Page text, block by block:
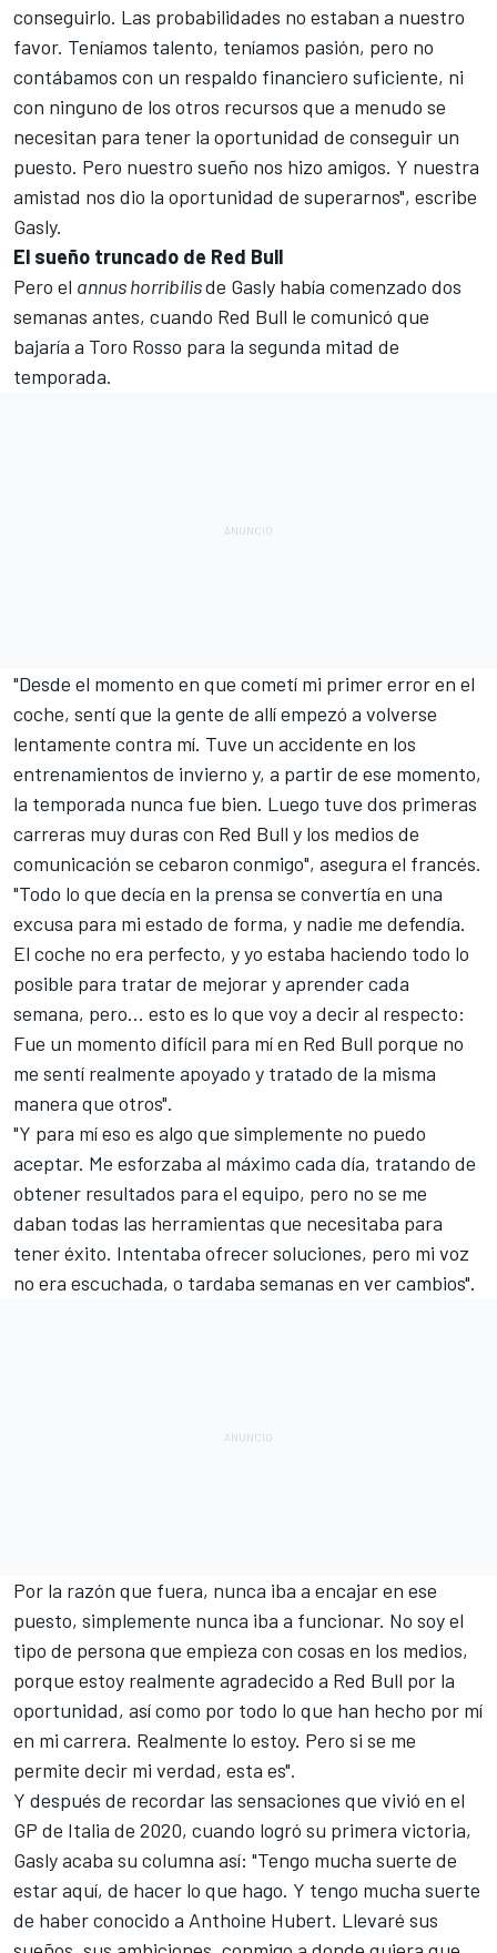
conseguirlo. Las probabilidades no estaban a nuestro
favor. Teníamos talento, teníamos pasión, pero no
contábamos con un respaldo financiero suficiente, ni
con ninguno de los otros recursos que a menudo se
necesitan para tener la oportunidad de conseguir un
puesto. Pero nuestro sueño nos hizo amigos. Y nuestra
amistad nos dio la oportunidad de superarnos", escribe
Gasly.
El sueño truncado de Red Bull
Pero el annus horribilisde Gasly había comenzado dos
semanas antes, cuando Red Bull le comunicó que
bajaría a Toro Rosso para la segunda mitad de
temporada.
"Desde el momento en que cometí mi primer error en el
coche, sentí que la gente de allí empezó a volverse
lentamente contra mí. Tuve un accidente en los
entrenamientos de invierno y, a partir de ese momento,
la temporada nunca fue bien. Luego tuve dos primeras
carreras muy duras con Red Bull y los medios de
comunicación se cebaron conmigo", asegura el francés.
"Todo lo que decía en la prensa se convertía en una
excusa para mi estado de forma, y nadie me defendía.
El coche no era perfecto, y yo estaba haciendo todo lo
posible para tratar de mejorar y aprender cada
semana, pero... esto es lo que voy a decir al respecto:
Fue un momento difícil para mí en Red Bull porque no
me sentí realmente apoyado y tratado de la misma
manera que otros".
"Y para mí eso es algo que simplemente no puedo
aceptar. Me esforzaba al máximo cada día, tratando de
obtener resultados para el equipo, pero no se me
daban todas las herramientas que necesitaba para
tener éxito. Intentaba ofrecer soluciones, pero mi voz
no era escuchada, o tardaba semanas en ver cambios".
Por la razón que fuera, nunca iba a encajar en ese
puesto, simplemente nunca iba a funcionar. No soy el
tipo de persona que empieza con cosas en los medios,
porque estoy realmente agradecido a Red Bull por la
oportunidad, así como por todo lo que han hecho por mí
en mi carrera. Realmente lo estoy. Pero si se me
permite decir mi verdad, esta es".
Y después de recordar las sensaciones que vivió en el
GP de Italia de 2020, cuando logró su primera victoria,
Gasly acaba su columna así: "Tengo mucha suerte de
estar aquí, de hacer lo que hago. Y tengo mucha suerte
de haber conocido a Anthoine Hubert. Llevaré sus